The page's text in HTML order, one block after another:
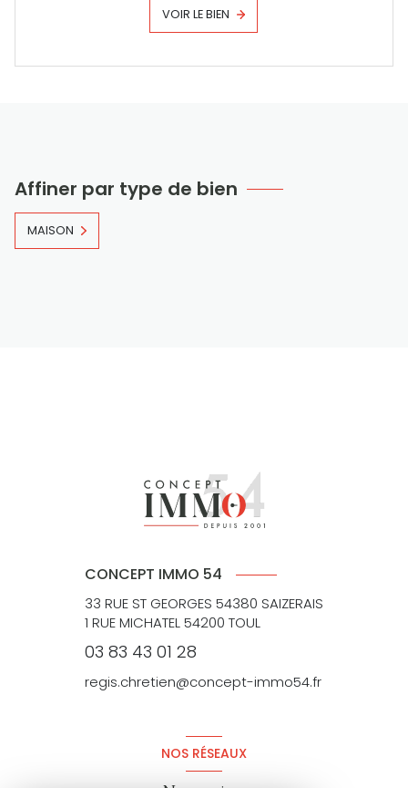
VOIR LE BIEN
Affiner par type de bien
MAISON
CONCEPT IMMO 54
33 RUE ST GEORGES 54380 SAIZERAIS
1 RUE MICHATEL 54200 TOUL
03 83 43 01 28
regis.chretien@concept-immo54.fr
NOS RÉSEAUX